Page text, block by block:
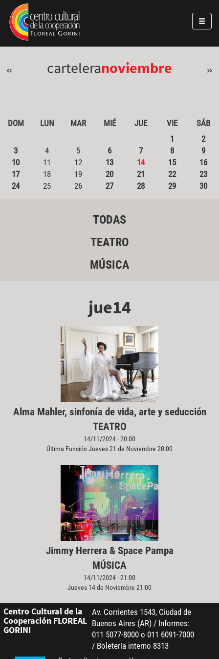
Pasar al contenido principal
Jump to main content
« carteleranoviembre »
DOM LUN MAR MIÉ JUE VIE
SÁB
1
2
3
4 5 6 7 8
9
10
11 12 13 14 15
16
17
18 19 20 21 22
23
24
25 26 27 28 29 30
TODAS
TEATRO
MÚSICA
jue14
Alma Mahler, sinfonía de vida, arte y seducción
TEATRO
14/11/2024 - 20:00
Última Función Jueves 21 de Noviembre 20:00
Jimmy Herrera & Space Pampa
MÚSICA
14/11/2024 - 21:00
Jueves 14 de Noviembre 21:00
Centro Cultural de la
Cooperación FLOREAL
GORINI
Av. Corrientes 1543, Ciudad de
Buenos Aires (AR) / Informes:
011 5077-8000 o 011 6091-7000
/ Boletería interno 8313